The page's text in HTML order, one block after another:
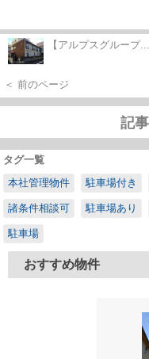
【アルプスグループ...
＜ 前のページ
記
タグ一覧
本社管理物件
駐車場付き
諸条件相談可 駐車場あり
駐車場
おすすめ物件